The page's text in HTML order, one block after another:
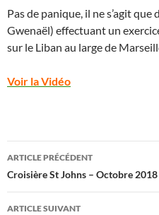
Pas de panique, il ne s’agit
Gwenaël) effectuant un
sur le Liban au large de
Voir la Vidéo
Navigation
des
articles
ARTICLE PRÉCÉDENT
Croisière St Johns – Octobre 2018
ARTICLE SUIVANT